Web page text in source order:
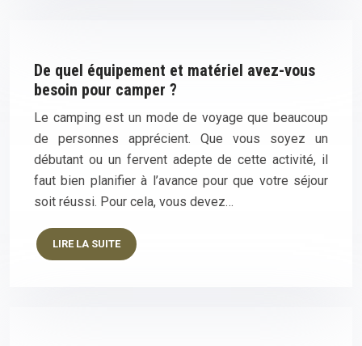
De quel équipement et matériel avez-vous
besoin pour camper ?
Le camping est un mode de voyage que beaucoup
de personnes apprécient. Que vous soyez un
débutant ou un fervent adepte de cette activité, il
faut bien planifier à l’avance pour que votre séjour
soit réussi. Pour cela, vous devez…
LIRE LA SUITE